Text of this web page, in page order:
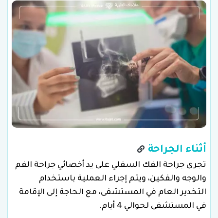
أثناء الجراحة
تجرى جراحة الفك السفلي على يد أخصائي جراحة الفم
والوجه والفكين، ويتم إجراء العملية باستخدام
التخدير العام في المستشفى، مع الحاجة إلى الإقامة
في المستشفى لحوالي 4 أيام.